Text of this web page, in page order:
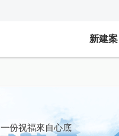
新建案
份祝福來自心底